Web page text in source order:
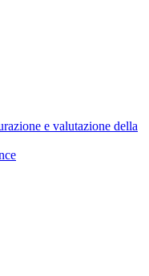
e valutazione della